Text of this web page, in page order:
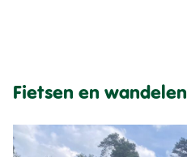
Fietsen en wandelen